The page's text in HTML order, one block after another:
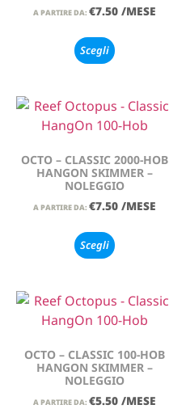
A PARTIRE DA: €7.50 /MESE
Scegli
OCTO – CLASSIC 2000-HOB
HANGON SKIMMER –
NOLEGGIO
A PARTIRE DA: €7.50 /MESE
Scegli
OCTO – CLASSIC 100-HOB
HANGON SKIMMER –
NOLEGGIO
A PARTIRE DA: €5.50 /MESE